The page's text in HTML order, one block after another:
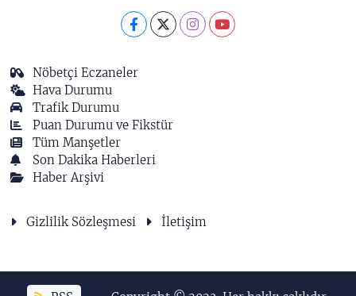
Nöbetçi Eczaneler
Hava Durumu
Trafik Durumu
Puan Durumu ve Fikstür
Tüm Manşetler
Son Dakika Haberleri
Haber Arşivi
Gizlilik Sözleşmesi İletişim